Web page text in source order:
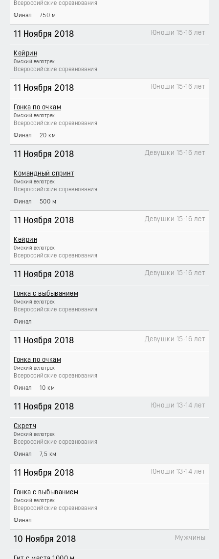
Всероссийские соревнования
Финал 750 м
11 Ноября 2018
Кейрин
Омский велотрек
Всероссийские соревнования
Юноши 15-16 лет
11 Ноября 2018
Гонка по очкам
Омский велотрек
Всероссийские соревнования
Юноши 15-16 лет
Финал 20 км
11 Ноября 2018
Командный спринт
Омский велотрек
Всероссийские соревнования
Девушки 15-16 лет
Финал 500 м
11 Ноября 2018
Кейрин
Омский велотрек
Всероссийские соревнования
Девушки 15-16 лет
11 Ноября 2018
Гонка с выбыванием
Омский велотрек
Всероссийские соревнования
Девушки 15-16 лет
Финал
11 Ноября 2018
Гонка по очкам
Омский велотрек
Всероссийские соревнования
Девушки 15-16 лет
Финал 10 км
11 Ноября 2018
Скретч
Омский велотрек
Всероссийские соревнования
Юноши 13-14 лет
Финал 7,5 км
11 Ноября 2018
Гонка с выбыванием
Омский велотрек
Всероссийские соревнования
Юноши 13-14 лет
Финал
10 Ноября 2018 Мужчины